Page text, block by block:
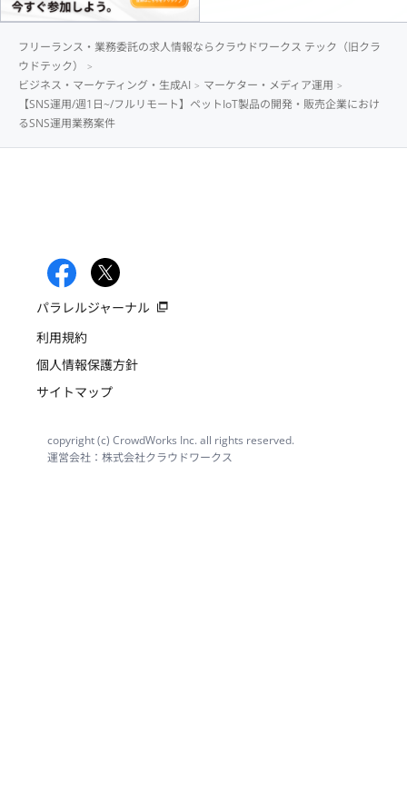
フリーランス・業務委託の求人情報ならクラウドワークス テック（旧クラ
ウドテック）
ビジネス・マーケティング・生成AI
マーケター・メディア運用
【SNS運用/週1日~/フルリモート】ペットIoT製品の開発・販売企業におけ
るSNS運用業務案件
パラレルジャーナル
利用規約
個人情報保護方針
サイトマップ
copyright (c) CrowdWorks Inc. all rights reserved.
運営会社：株式会社クラウドワークス